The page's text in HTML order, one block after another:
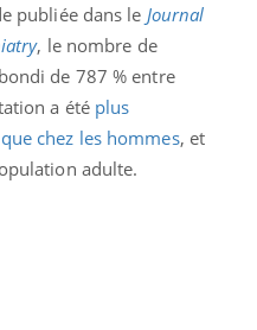
publiée dans le Journal
, le nombre de
de 787 % entre
a été plus
chez les hommes, et
adulte.